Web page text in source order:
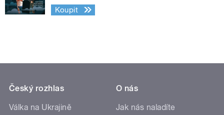
Koupit
Český rozhlas
Válka na Ukrajině
O nás
Jak nás naladíte